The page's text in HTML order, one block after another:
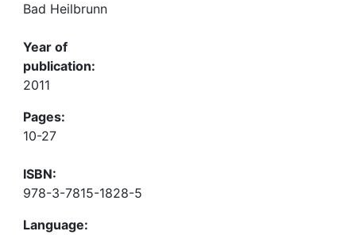
Bad Heilbrunn
Year of
publication:
2011
Pages:
10-27
ISBN:
978-3-7815-1828-5
Language: